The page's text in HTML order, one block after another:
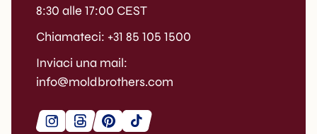
8:30 alle 17:00 CEST
Chiamateci: +31 85 105 1500
Inviaci una mail:
info@moldbrothers.com